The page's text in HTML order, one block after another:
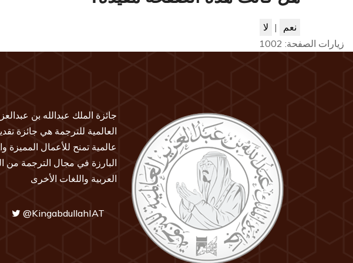
نعم | لا
زيارات الصفحة: 1002
جائزة الملك عبدالله بن
العالمية للترجمة هي جائزة
عالمية تمنح للأعمال المميزة
البارزة في مجال الترجمة من
العربية واللغات الأخرى
@KingabdullahIAT